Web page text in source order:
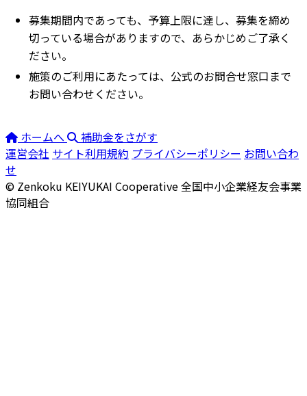
募集期間内であっても、予算上限に達し、募集を締め
切っている場合がありますので、あらかじめご了承く
ださい。
施策のご利用にあたっては、公式のお問合せ窓口まで
お問い合わせください。
ホームへ
補助金をさがす
運営会社 サイト利用規約 プライバシーポリシー お問い合わ
せ
© Zenkoku KEIYUKAI Cooperative全国中小企業経友会事業
協同組合